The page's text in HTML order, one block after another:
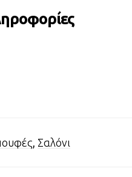
, Σαλόνι